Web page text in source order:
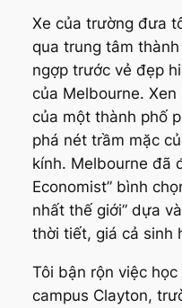
Xe của trường đưa
qua trung tâm
ngợp trước vẻ đẹp
của Melbourne.
của một thành phố
phá nét trầm mặc
kính. Melbourne đã
Economist” bình
nhất thế giới” dựa
thời tiết, giá cả sinh
Tôi bận rộn việc
campus Clayton,